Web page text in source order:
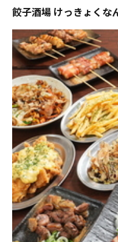
餃子酒場 けっきょくな